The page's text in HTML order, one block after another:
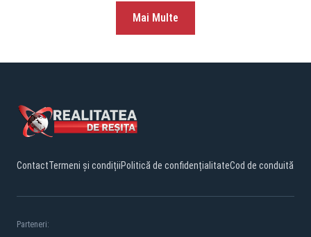
Mai Multe
ContactTermeni și condițiiPolitică de confidențialitateCod de conduită
Parteneri: